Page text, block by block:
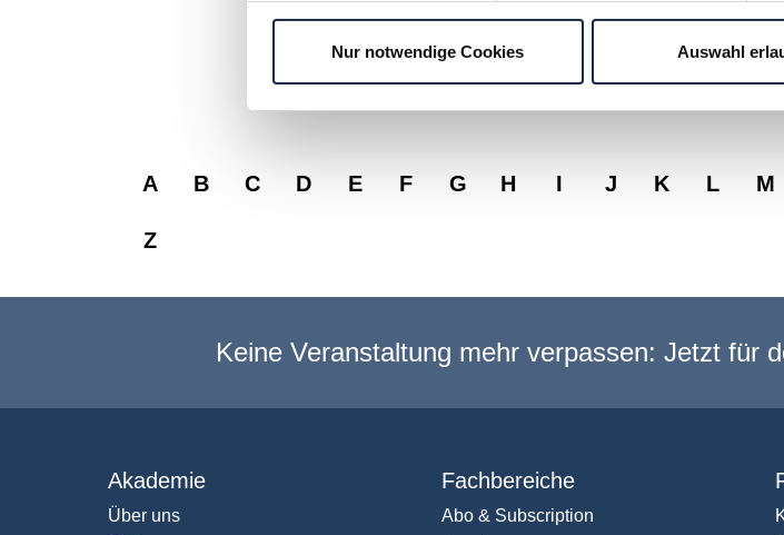
Nur notwendige Cookies Auswahl
Lawyers und Handelsblatt führen Martin Soppe in der Liste
Osborne Clarke ist Juve Kanzlei des Jahres 2019 für
A B C D E F G H I J K L M
Z
Keine Veranstaltung mehr verpassen: Jetzt für
Akademie
Über uns
Fachbereiche
Abo & Subscription